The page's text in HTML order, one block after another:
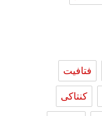
فتافيت
كنتاكى